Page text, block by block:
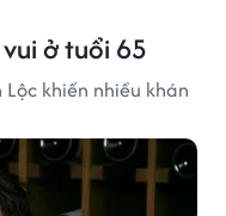
ở tuổi 65
khiến nhiều khán